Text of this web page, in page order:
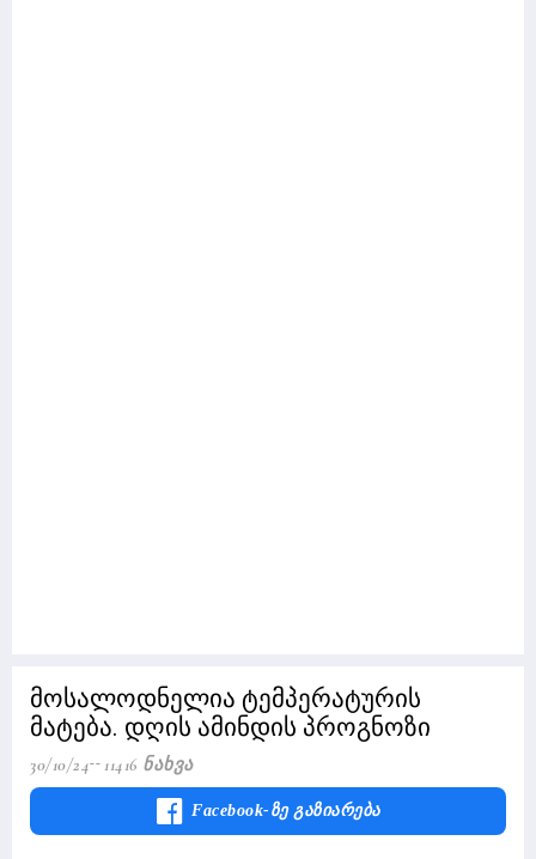
მოსალოდნელია ტემპერატურის
მატება. დღის ამინდის პროგნოზი
30/10/24 11416 Ნახვა
Facebook-Ზე Გაზიარება